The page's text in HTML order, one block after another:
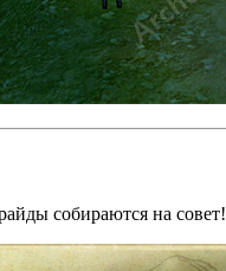
собираются на совет!